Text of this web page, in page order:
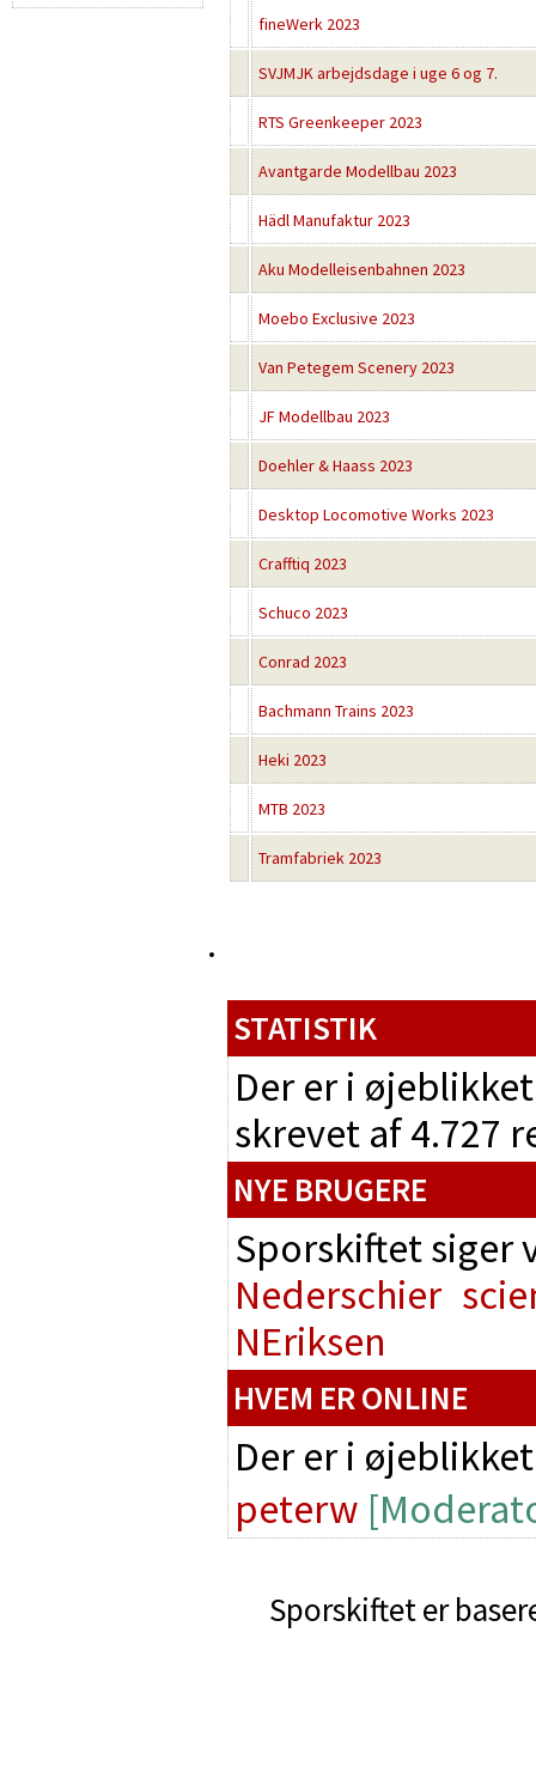
fineWerk 2023
SVJMJK arbejdsdage i uge 6 og 7.
RTS Greenkeeper 2023
Avantgarde Modellbau 2023
Hädl Manufaktur 2023
Aku Modelleisenbahnen 2023
Moebo Exclusive 2023
Van Petegem Scenery 2023
JF Modellbau 2023
Doehler & Haass 2023
Desktop Locomotive Works 2023
Crafftiq 2023
Schuco 2023
Conrad 2023
Bachmann Trains 2023
Heki 2023
MTB 2023
Tramfabriek 2023
STATISTIK
Der er i
skrevet af 4.727
NYE BRUGERE
Sporskiftet
Nederschier
NEriksen
HVEM ER ONLINE
Der er i
peterw
Sporskiftet er